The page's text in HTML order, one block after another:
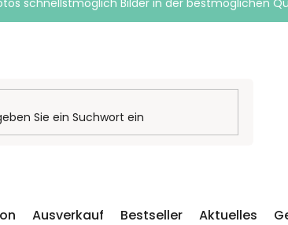
schnellstmöglich Bilder in der bestmöglichen
Ausverkauf Bestseller Aktuelles